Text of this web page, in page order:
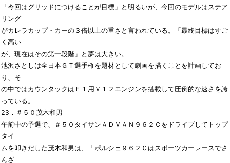
「今回はグリッドにつけることが目標」と明るいが、今回のモデルはステア
リング
がカレラカップ・カーの３倍以上の重さと言われている。「最終目標はすご
く高い
が、現在はその第一段階」と夢は大きい。
池沢さとしは全日本ＧＴ選手権を題材として劇画を描くことを計画してお
り、そ
の中ではカウンタックはＦ１用Ｖ１２エンジンを搭載して圧倒的な速さを誇
っている。
23．＃５０茂木和男
午前中の予選で、＃５０タイサンＡＤＶＡＮ９６２Ｃをドライブしてトップ
タイ
ムを叩きだした茂木和男は、「ポルシェ９６２Ｃはスポーツカーレースでさ
んざ